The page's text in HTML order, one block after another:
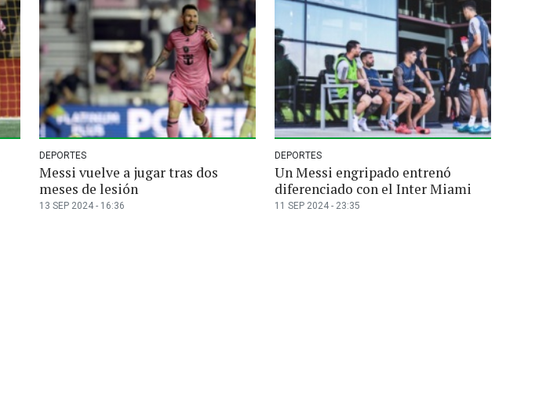
DEPORTES
Messi vuelve a jugar tras dos
meses de lesión
13 SEP 2024 - 16:36
DEPORTES
Un Messi engripado entrenó
diferenciado con el Inter Miami
11 SEP 2024 - 23:35